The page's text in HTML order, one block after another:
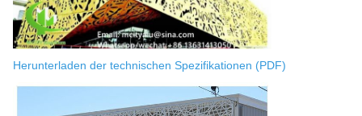
Herunterladen der technischen Spezifikationen (PDF)